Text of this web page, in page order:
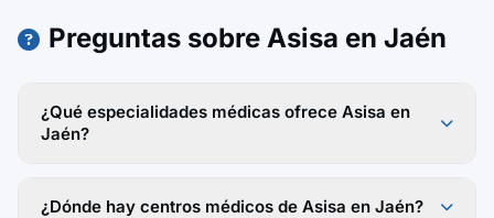
Preguntas sobre Asisa en Jaén
¿Qué especialidades médicas ofrece Asisa en
Jaén?
¿Dónde hay centros médicos de Asisa en Jaén?